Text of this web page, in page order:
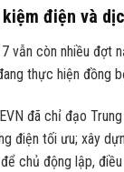
điện và
vẫn còn nhiều đợt
thực hiện đồng
đã chỉ đạo
điện tối ưu; xây
chủ động lập,